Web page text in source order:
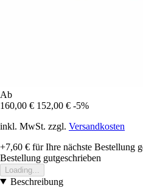
Ab
160,00 € 152,00 € -5%
inkl. MwSt. zzgl. Versandkosten
+7,60 € für Ihre nächste Bestellung
Bestellung gutgeschrieben
Loading...
Beschreibung